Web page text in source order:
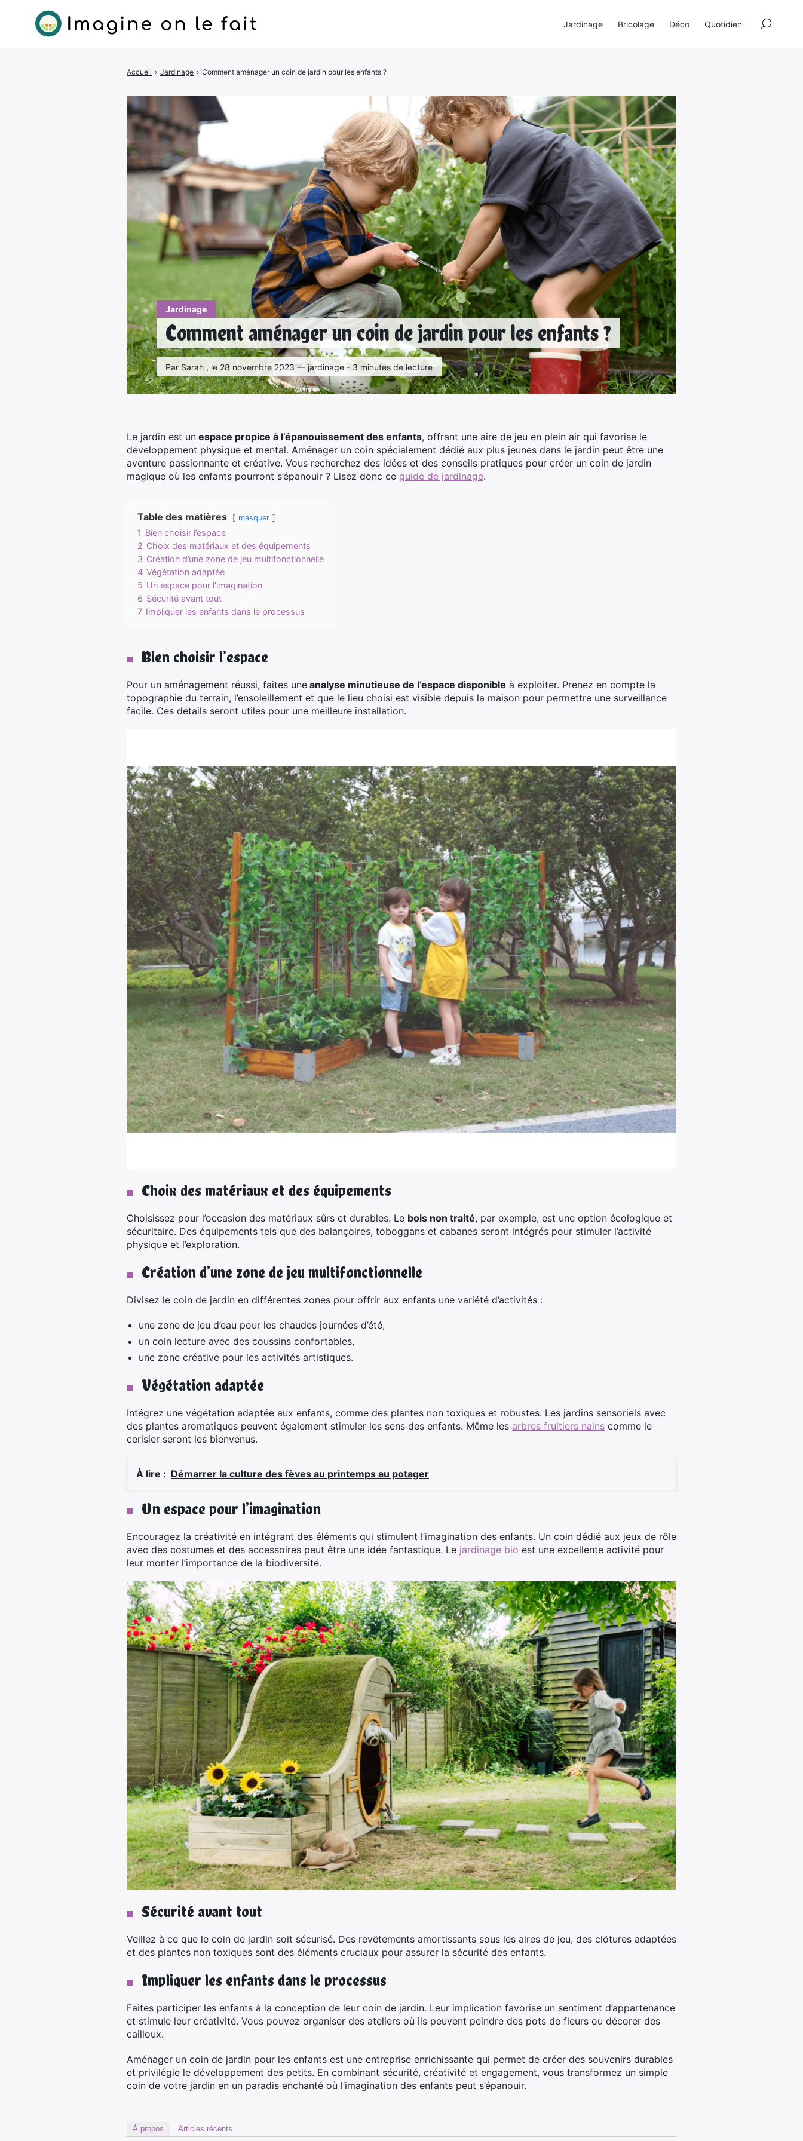
Jardinage
Comment aménager un coin de jardin pour les enfants ?
Par Sarah , le 28 novembre 2023 — jardinage - 3 minutes de lecture
Accueil › Jardinage › Comment aménager un coin de jardin pour les enfants ?
Le jardin est un espace propice à l’épanouissement des enfants, offrant une aire de jeu en plein air qui favorise le
développement physique et mental. Aménager un coin spécialement dédié aux plus jeunes dans le jardin peut être une
aventure passionnante et créative. Vous recherchez des idées et des conseils pratiques pour créer un coin de jardin
magique où les enfants pourront s’épanouir ? Lisez donc ce guide de jardinage.
Table des matières masquer
1 Bien choisir l’espace
2 Choix des matériaux et des équipements
3 Création d’une zone de jeu multifonctionnelle
4 Végétation adaptée
5 Un espace pour l’imagination
6 Sécurité avant tout
7 Impliquer les enfants dans le processus
Bien choisir l’espace
Pour un aménagement réussi, faites une analyse minutieuse de l’espace disponible à exploiter. Prenez en compte la
topographie du terrain, l’ensoleillement et que le lieu choisi est visible depuis la maison pour permettre une surveillance
facile. Ces détails seront utiles pour une meilleure installation.
Choix des matériaux et des équipements
Choisissez pour l’occasion des matériaux sûrs et durables. Le bois non traité, par exemple, est une option écologique et
sécuritaire. Des équipements tels que des balançoires, toboggans et cabanes seront intégrés pour stimuler l’activité
physique et l’exploration.
Création d’une zone de jeu multifonctionnelle
Divisez le coin de jardin en différentes zones pour offrir aux enfants une variété d’activités :
une zone de jeu d’eau pour les chaudes journées d’été,
un coin lecture avec des coussins confortables,
une zone créative pour les activités artistiques.
Végétation adaptée
Intégrez une végétation adaptée aux enfants, comme des plantes non toxiques et robustes. Les jardins sensoriels avec
des plantes aromatiques peuvent également stimuler les sens des enfants. Même les arbres fruitiers nains comme le
cerisier seront les bienvenus.
À lire : Démarrer la culture des fèves au printemps au potager
Un espace pour l’imagination
Encouragez la créativité en intégrant des éléments qui stimulent l’imagination des enfants. Un coin dédié aux jeux de rôle
avec des costumes et des accessoires peut être une idée fantastique. Le jardinage bio est une excellente activité pour
leur monter l’importance de la biodiversité.
Sécurité avant tout
Veillez à ce que le coin de jardin soit sécurisé. Des revêtements amortissants sous les aires de jeu, des clôtures adaptées
et des plantes non toxiques sont des éléments cruciaux pour assurer la sécurité des enfants.
Impliquer les enfants dans le processus
Faites participer les enfants à la conception de leur coin de jardin. Leur implication favorise un sentiment d’appartenance
et stimule leur créativité. Vous pouvez organiser des ateliers où ils peuvent peindre des pots de fleurs ou décorer des
cailloux.
Aménager un coin de jardin pour les enfants est une entreprise enrichissante qui permet de créer des souvenirs durables
et privilégie le développement des petits. En combinant sécurité, créativité et engagement, vous transformez un simple
coin de votre jardin en un paradis enchanté où l’imagination des enfants peut s’épanouir.
À propos Articles récents
Jardinage Bricolage Déco Quotidien
Rechercher